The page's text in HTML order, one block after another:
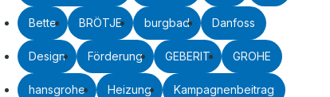
Bette BRÖTJE burgbad Danfoss
Design Förderung GEBERIT GROHE
hansgrohe Heizung Kampagnenbeitrag